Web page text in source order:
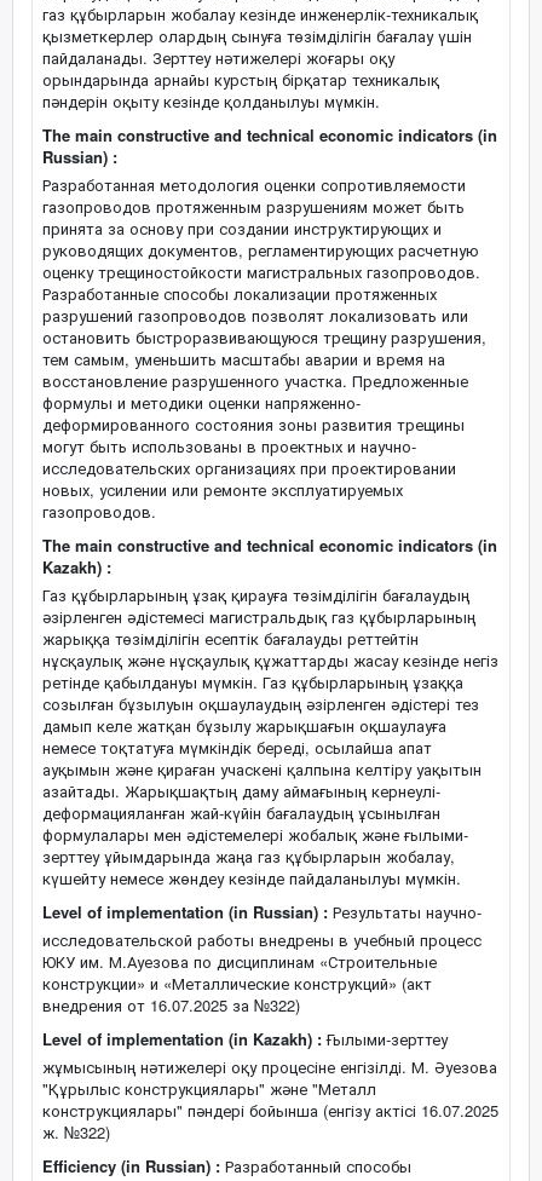
газ құбырларын жобалау кезінде инженерлік-техникалық
қызметкерлер олардың сынуға төзімділігін бағалау үшін
пайдаланады. Зерттеу нәтижелері жоғары оқу
орындарында арнайы курстың бірқатар техникалық
пәндерін оқыту кезінде қолданылуы мүмкін.
The main constructive and technical economic indicators (in
Russian) :
Разработанная методология оценки сопротивляемости
газопроводов протяженным разрушениям может быть
принята за основу при создании инструктирующих и
руководящих документов, регламентирующих расчетную
оценку трещиностойкости магистральных газопроводов.
Разработанные способы локализации протяженных
разрушений газопроводов позволят локализовать или
остановить быстроразвивающуюся трещину разрушения,
тем самым, уменьшить масштабы аварии и время на
восстановление разрушенного участка. Предложенные
формулы и методики оценки напряженно-
деформированного состояния зоны развития трещины
могут быть использованы в проектных и научно-
исследовательских организациях при проектировании
новых, усилении или ремонте эксплуатируемых
газопроводов.
The main constructive and technical economic indicators (in
Kazakh) :
Газ құбырларының ұзақ қирауға төзімділігін бағалаудың
әзірленген әдістемесі магистральдық газ құбырларының
жарыққа төзімділігін есептік бағалауды реттейтін
нұсқаулық және нұсқаулық құжаттарды жасау кезінде негіз
ретінде қабылдануы мүмкін. Газ құбырларының ұзаққа
созылған бұзылуын оқшаулаудың әзірленген әдістері тез
дамып келе жатқан бұзылу жарықшағын оқшаулауға
немесе тоқтатуға мүмкіндік береді, осылайша апат
ауқымын және қираған учаскені қалпына келтіру уақытын
азайтады. Жарықшақтың даму аймағының кернеулі-
деформацияланған жай-күйін бағалаудың ұсынылған
формулалары мен әдістемелері жобалық және ғылыми-
зерттеу ұйымдарында жаңа газ құбырларын жобалау,
күшейту немесе жөндеу кезінде пайдаланылуы мүмкін.
Level of implementation (in Russian) : Результаты научно-
исследовательской работы внедрены в учебный процесс
ЮКУ им. М.Ауезова по дисциплинам «Строительные
конструкции» и «Металлические конструкций» (акт
внедрения от 16.07.2025 за №322)
Level of implementation (in Kazakh) :Ғылыми-зерттеу
жұмысының нәтижелері оқу процесіне енгізілді. М. Әуезова
"Құрылыс конструкциялары" және "Металл
конструкциялары" пәндері бойынша (енгізу актісі 16.07.2025
ж. №322)
Efficiency (in Russian) : Разработанный способы